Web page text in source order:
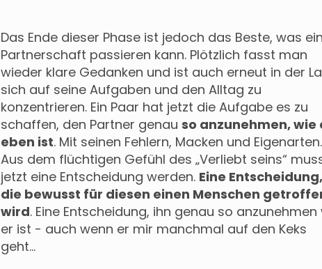
Das Ende dieser Phase ist jedoch das Beste, was
Partnerschaft passieren kann. Plötzlich fasst man
wieder klare Gedanken und ist auch erneut in der
sich auf seine Aufgaben und den Alltag zu
konzentrieren. Ein Paar hat jetzt die Aufgabe es zu
schaffen, den Partner genau so anzunehmen, wie
eben ist. Mit seinen Fehlern, Macken und Eigenarten.
Aus dem flüchtigen Gefühl des „Verliebt seins“
jetzt eine Entscheidung werden. Eine Entscheidung,
die bewusst für diesen einen Menschen
wird. Eine Entscheidung, ihn genau so anzunehmen
er ist - auch wenn er mir manchmal auf den Keks
geht…